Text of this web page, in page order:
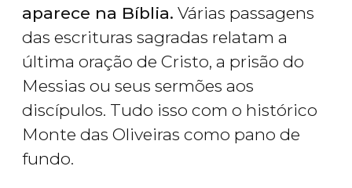
aparece na Bíblia. Várias passagens
das escrituras sagradas relatam a
última oração de Cristo, a prisão do
Messias ou seus sermões aos
discípulos. Tudo isso com o histórico
Monte das Oliveiras como pano de
fundo.